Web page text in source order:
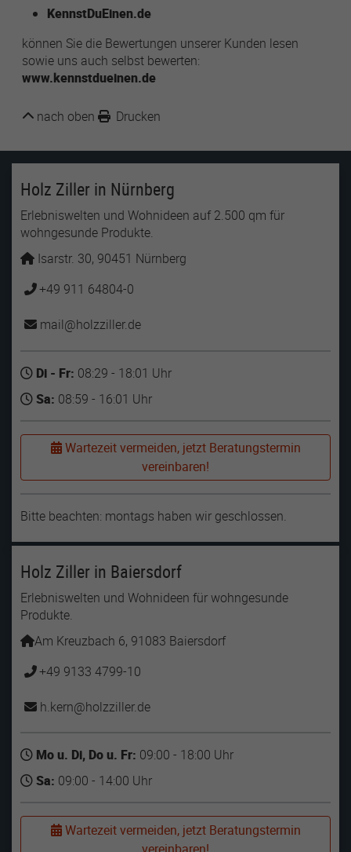
Name lastExternalReferrer
Anbieter Meta Platforms
Laufzeit 1 Jahr
Zweck
Detects how the user reached the website by
registering their last URL-address.
Name topicsLastReferenceTime
Anbieter
Zweck
it checked browser topics for personalized
KennstDuEinen.de
können Sie die Bewertungen unserer Kunden lesen
sowie uns auch selbst bewerten:
www.kennstdueinen.de
nach oben Drucken
Holz Ziller in Nürnberg
Erlebniswelten und Wohnideen auf 2.500 qm für
wohngesunde Produkte.
Isarstr. 30, 90451 Nürnberg
+49 911 64804-0
mail holzziller de
Di - Fr: 08:29 - 18:01 Uhr
Sa: 08:59 - 16:01 Uhr
Wartezeit vermeiden, jetzt Beratungstermin
vereinbaren!
Bitte beachten: montags haben wir geschlossen.
Holz Ziller in Baiersdorf
Erlebniswelten und Wohnideen für wohngesunde
Produkte.
Am Kreuzbach 6, 91083 Baiersdorf
+49 9133 4799-10
h.kern holzziller de
Mo u. Di, Do u. Fr: 09:00 - 18:00 Uhr
Sa: 09:00 - 14:00 Uhr
Wartezeit vermeiden, jetzt Beratungstermin